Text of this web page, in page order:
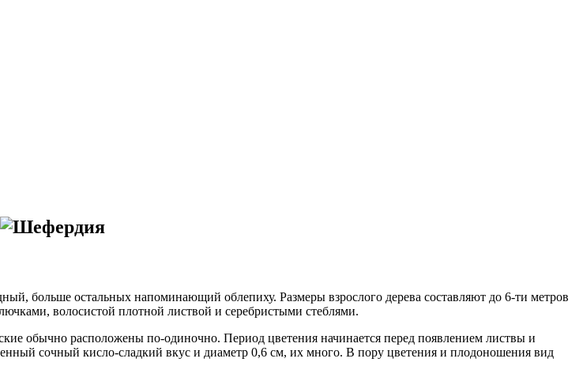
больше остальных напоминающий облепиху. Размеры взрослого дерева составляют до 6-ти метров
волосистой плотной листвой и серебристыми стеблями.
обычно расположены по-одиночно. Период цветения начинается перед появлением листвы и
сочный кисло-сладкий вкус и диаметр 0,6 см, их много. В пору цветения и плодоношения вид